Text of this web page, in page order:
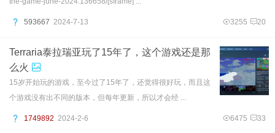
593667 2024-7-13 3255 20
Terraria泰拉瑞亚玩了15年了，这个游戏还是那
么火
15岁开始玩的游戏，至今过了15年了，还觉得很好玩，而且这
个游戏没有出不同的版本，但每年更新，所以才会经 ...
1749892 2024-2-6 6475 33